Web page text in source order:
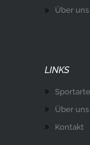
Über uns
LINKS
Über uns
Kontakt